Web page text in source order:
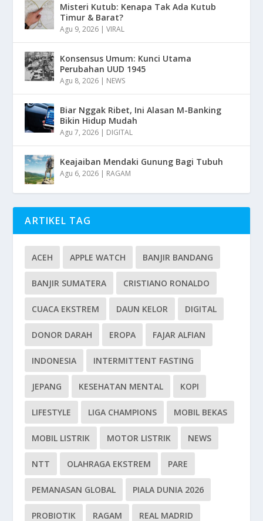
Misteri Kutub: Kenapa Tak Ada Kutub
Timur & Barat?
Agu 9, 2026 |VIRAL
Konsensus Umum: Kunci Utama
Perubahan UUD 1945
Agu 8, 2026 | NEWS
Biar Nggak Ribet, Ini Alasan M-Banking
Bikin Hidup Mudah
Agu 7, 2026 | DIGITAL
Keajaiban Mendaki Gunung Bagi Tubuh
Agu 6, 2026 | RAGAM
ARTIKEL TAG
ACEH APPLE WATCH BANJIR BANDANG
BANJIR SUMATERA CRISTIANO RONALDO
CUACA EKSTREM DAUN KELOR DIGITAL
DONOR DARAH EROPA FAJAR ALFIAN
INDONESIA INTERMITTENT FASTING
JEPANG KESEHATAN MENTAL KOPI
LIFESTYLE LIGA CHAMPIONS MOBIL BEKAS
MOBIL LISTRIK MOTOR LISTRIK NEWS
NTT OLAHRAGA EKSTREM PARE
PEMANASAN GLOBAL PIALA DUNIA 2026
PROBIOTIK RAGAM REAL MADRID